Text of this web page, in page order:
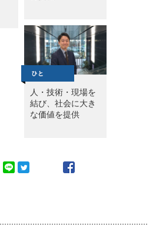
人・技術・現場を
結び、社会に大き
な価値を提供